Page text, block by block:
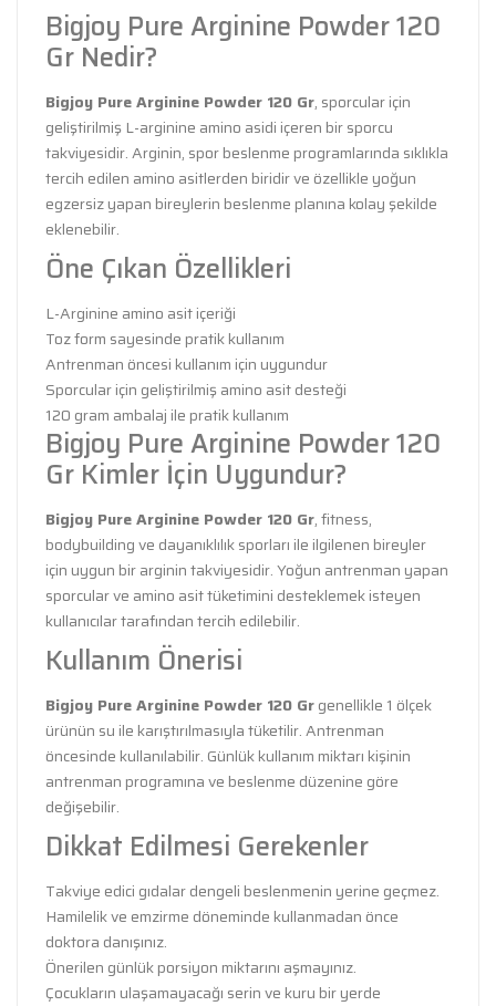
Bigjoy Pure Arginine Powder 120
Gr Nedir?
Bigjoy Pure Arginine Powder 120 Gr, sporcular için
geliştirilmiş L-arginine amino asidi içeren bir sporcu
takviyesidir. Arginin, spor beslenme programlarında sıklıkla
tercih edilen amino asitlerden biridir ve özellikle yoğun
egzersiz yapan bireylerin beslenme planına kolay şekilde
eklenebilir.
Öne Çıkan Özellikleri
L-Arginine amino asit içeriği
Toz form sayesinde pratik kullanım
Antrenman öncesi kullanım için uygundur
Sporcular için geliştirilmiş amino asit desteği
120 gram ambalaj ile pratik kullanım
Bigjoy Pure Arginine Powder 120
Gr Kimler İçin Uygundur?
Bigjoy Pure Arginine Powder 120 Gr, fitness,
bodybuilding ve dayanıklılık sporları ile ilgilenen bireyler
için uygun bir arginin takviyesidir. Yoğun antrenman yapan
sporcular ve amino asit tüketimini desteklemek isteyen
kullanıcılar tarafından tercih edilebilir.
Kullanım Önerisi
Bigjoy Pure Arginine Powder 120 Grgenellikle 1 ölçek
ürünün su ile karıştırılmasıyla tüketilir. Antrenman
öncesinde kullanılabilir. Günlük kullanım miktarı kişinin
antrenman programına ve beslenme düzenine göre
değişebilir.
Dikkat Edilmesi Gerekenler
Takviye edici gıdalar dengeli beslenmenin yerine geçmez.
Hamilelik ve emzirme döneminde kullanmadan önce
doktora danışınız.
Önerilen günlük porsiyon miktarını aşmayınız.
Çocukların ulaşamayacağı serin ve kuru bir yerde